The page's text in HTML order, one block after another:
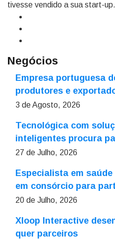
tivesse vendido a sua start-up.
Negócios
Empresa portuguesa
produtores e
3 de Agosto, 2026
Tecnológica com
inteligentes procura
27 de Julho, 2026
Especialista em
em consórcio para
20 de Julho, 2026
Xloop Interactive
quer parceiros